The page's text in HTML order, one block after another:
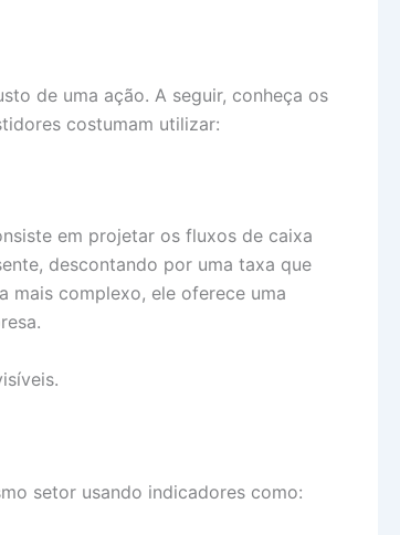
de uma ação. A seguir, conheça os
costumam utilizar:
em projetar os fluxos de caixa
descontando por uma taxa que
mais complexo, ele oferece uma
setor usando indicadores como: